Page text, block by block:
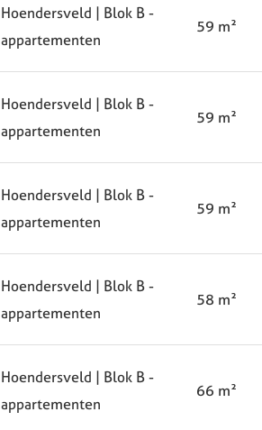
Hoendersveld | Blok B -
appartementen
59 m²
Hoendersveld | Blok B -
appartementen
59 m²
Hoendersveld | Blok B -
appartementen
59 m²
Hoendersveld | Blok B -
appartementen
58 m²
Hoendersveld | Blok B -
appartementen
66 m²